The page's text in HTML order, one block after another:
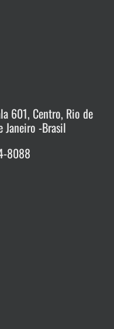
601, Centro, Rio de
Janeiro -Brasil
8088